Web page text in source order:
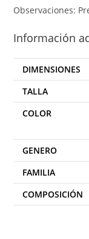
Observaciones:
Información
DIMENSIONES
TALLA
COLOR
GENERO
FAMILIA
COMPOSICIÓN